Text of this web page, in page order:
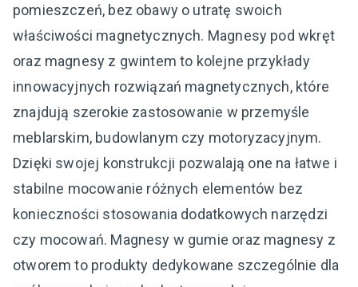
pomieszczeń, bez obawy o utratę swoich
właściwości magnetycznych. Magnesy pod wkręt
oraz magnesy z gwintem to kolejne przykłady
innowacyjnych rozwiązań magnetycznych, które
znajdują szerokie zastosowanie w przemyśle
meblarskim, budowlanym czy motoryzacyjnym.
Dzięki swojej konstrukcji pozwalają one na łatwe i
stabilne mocowanie różnych elementów bez
konieczności stosowania dodatkowych narzędzi
czy mocowań. Magnesy w gumie oraz magnesy z
otworem to produkty dedykowane szczególnie dla